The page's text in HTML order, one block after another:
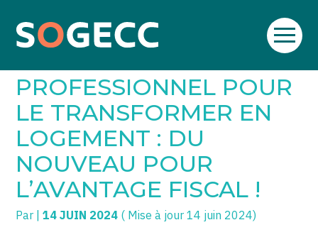
Aller
SOGECC – Coignières
SOGECC – Noisy
SOGECC – République
SOGECC – Turbigo
TPE/PME
COMMERÇANTS
GROUPE
SCI / LMNP
PROFESSIONS LIBÉRALES
HOLDING
Créer et reprendre une activité
Gérer votre quotidien
Piloter votre entreprise
Développer votre entreprise
Construire votre patrimoine
Être prêt pour la facturation
électronique
PROFESSIONNEL POUR
LE TRANSFORMER EN
LOGEMENT : DU
NOUVEAU POUR
L’AVANTAGE FISCAL !
Par |14 JUIN 2024 ( Mise à jour 14 juin 2024)